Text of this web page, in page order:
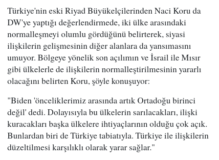
Türkiye'nin eski Riyad Büyükelçilerinden Naci Koru da
DW'ye yaptığı değerlendirmede, iki ülke arasındaki
normalleşmeyi olumlu gördüğünü belirterek, siyasi
ilişkilerin gelişmesinin diğer alanlara da yansımasını
umuyor. Bölgeye yönelik son açılımın ve İsrail ile Mısır
gibi ülkelerle de ilişkilerin normalleştirilmesinin yararlı
olacağını belirten Koru, şöyle konuşuyor:
"Biden 'önceliklerimiz arasında artık Ortadoğu birinci
değil' dedi. Dolayısıyla bu ülkelerin sarılacakları, ilişki
kuracakları başka ülkelere ihtiyaçlarının olduğu çok açık.
Bunlardan biri de Türkiye tabiatıyla. Türkiye ile ilişkilerin
düzeltilmesi karşılıklı olarak yarar sağlar."